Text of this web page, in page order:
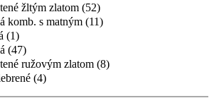
žltým zlatom (52)
komb. s matným (11)
(1)
(47)
ružovým zlatom (8)
(4)